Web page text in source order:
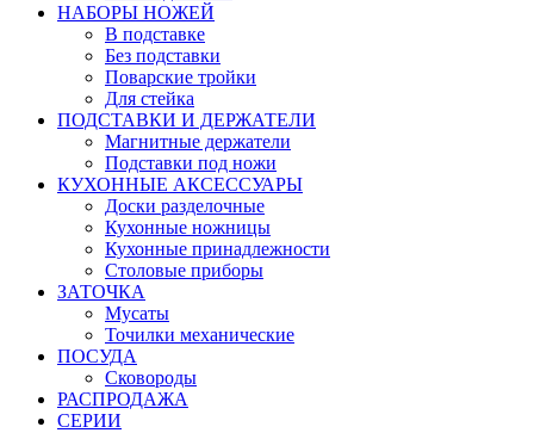
НАБОРЫ НОЖЕЙ
В подставке
Без подставки
Поварские тройки
Для стейка
ПОДСТАВКИ И ДЕРЖАТЕЛИ
Магнитные держатели
Подставки под ножи
КУХОННЫЕ АКСЕССУАРЫ
Доски разделочные
Кухонные ножницы
Кухонные принадлежности
Столовые приборы
ЗАТОЧКА
Мусаты
Точилки механические
ПОСУДА
Сковороды
РАСПРОДАЖА
СЕРИИ